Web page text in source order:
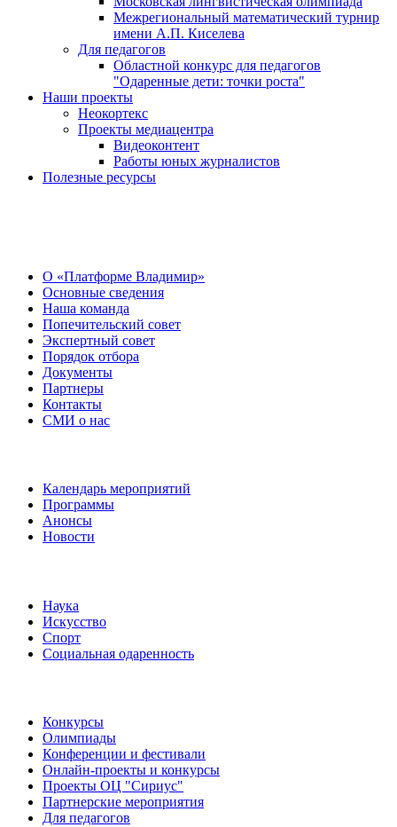
Межрегиональный математический турнир
имени А.П. Киселева
Для педагогов
Областной конкурс для педагогов
"Одаренные дети: точки роста"
Наши проекты
Неокортекс
Проекты медиацентра
Видеоконтент
Работы юных журналистов
Полезные ресурсы
О «Платформе Владимир»
Основные сведения
Наша команда
Попечительский совет
Экспертный совет
Порядок отбора
Документы
Партнеры
Контакты
СМИ о нас
Календарь мероприятий
Программы
Анонсы
Новости
Наука
Искусство
Спорт
Социальная одаренность
Конкурсы
Олимпиады
Конференции и фестивали
Онлайн-проекты и конкурсы
Проекты ОЦ "Сириус"
Партнерские мероприятия
Для педагогов